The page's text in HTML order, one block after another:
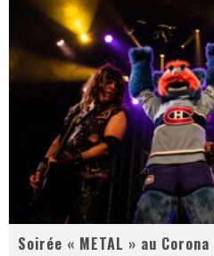
Soirée « METAL » au